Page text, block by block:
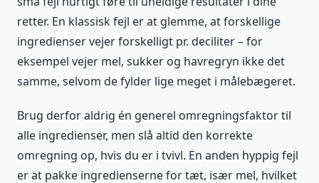
retter. En klassisk fejl er at glemme, at forskellige
ingredienser vejer forskelligt pr. deciliter – for
eksempel vejer mel, sukker og havregryn ikke det
samme, selvom de fylder lige meget i målebægeret.
Brug derfor aldrig én generel omregningsfaktor til
alle ingredienser, men slå altid den korrekte
omregning op, hvis du er i tvivl. En anden hyppig fejl
er at pakke ingredienserne for tæt, især mel, hvilket